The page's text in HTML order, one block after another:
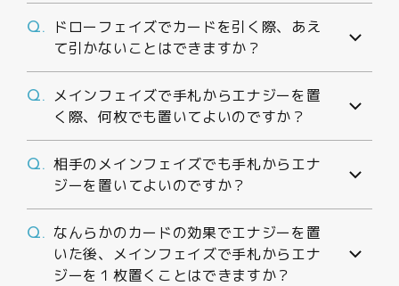
Q.
ドローフェイズでカードを引く際、あえ
て引かないことはできますか？
Q. メインフェイズで手札からエナジーを置
く際、何枚でも置いてよいのですか？
Q. 相手のメインフェイズでも手札からエナ
ジーを置いてよいのですか？
Q. なんらかのカードの効果でエナジーを置
いた後、メインフェイズで手札からエナ
ジーを１枚置くことはできますか？